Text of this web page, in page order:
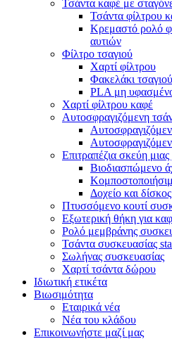
Τσάντα καφέ με
Τσάντα φίλτρου
Κρεμαστό ρολό
αυτιών
Φίλτρο τσαγιού
Χαρτί φίλτρου
Φακελάκι
PLA μη
Χαρτί φίλτρου καφέ
Αυτοσφραγιζόμενη
Επιτραπέζια σκεύη
Βιοδιασπώμενο
Δοχείο και
Πτυσσόμενο κουτί
Εξωτερική θήκη για
Ρολό μεμβράνης
Τσάντα συσκευασίας
Σωλήνας συσκευασίας
Χαρτί τσάντα δώρου
Ιδιωτική ετικέτα
Βιωσιμότητα
Εταιρικά νέα
Νέα του κλάδου
Επικοινωνήστε μαζί μας